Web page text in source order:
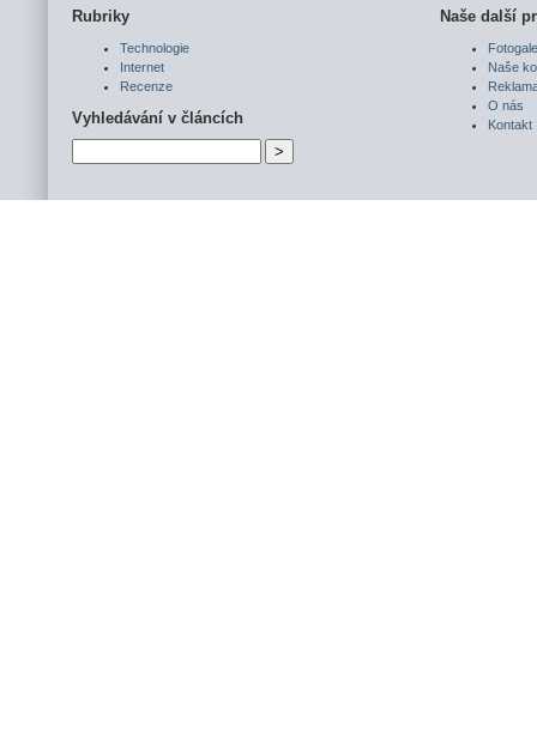
Rubriky
Technologie
Internet
Recenze
Vyhledávání v článcích
Naše další
Naše
O nás
Kontakt